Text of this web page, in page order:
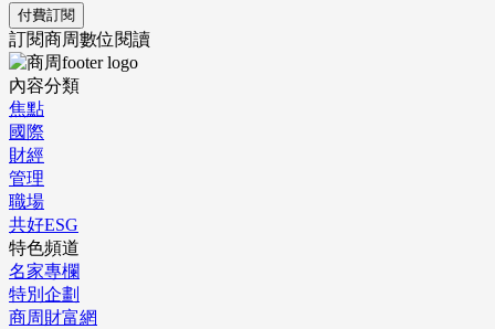
付費訂閱
訂閱商周數位閱讀
內容分類
焦點
國際
財經
管理
職場
共好ESG
特色頻道
名家專欄
特別企劃
商周財富網